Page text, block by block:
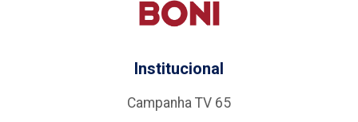
Institucional
Campanha TV 65